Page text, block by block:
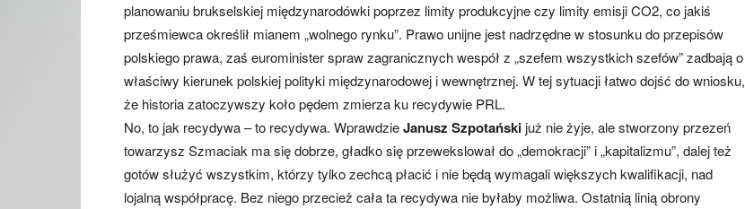
planowaniu brukselskiej międzynarodówki poprzez limity produkcyjne czy limity emisji CO2, co jakiś
prześmiewca określił mianem „wolnego rynku”. Prawo unijne jest nadrzędne w stosunku do przepisów
polskiego prawa, zaś eurominister spraw zagranicznych wespół z „szefem wszystkich szefów” zadbają o
właściwy kierunek polskiej polityki międzynarodowej i wewnętrznej. W tej sytuacji łatwo dojść do wniosku,
że historia zatoczywszy koło pędem zmierza ku recydywie PRL.
No, to jak recydywa – to recydywa. WprawdzieJanusz Szpotańskijuż nie żyje, ale stworzony przezeń
towarzysz Szmaciak ma się dobrze, gładko się przewekslował do „demokracji” i „kapitalizmu”, dalej też
gotów służyć wszystkim, którzy tylko zechcą płacić i nie będą wymagali większych kwalifikacji, nad
lojalną współpracę. Bez niego przecież cała ta recydywa nie byłaby możliwa. Ostatnią linią obrony